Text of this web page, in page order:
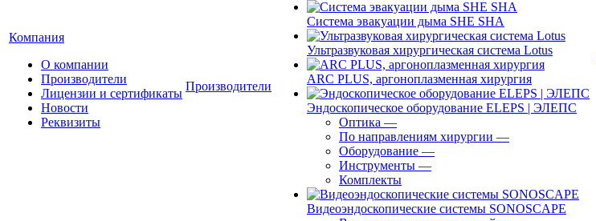
Компания
О компании
Производители
Лицензии и сертификаты
Новости
Реквизиты
Производители
Система эвакуации дыма SHE SHA
Ультразвуковая хирургическая система Lotus
ARC PLUS, аргоноплазменная хирургия
Эндоскопическое оборудование ELEPS | ЭЛЕПС
Оптика —
По направлениям хирургии —
Оборудование —
Инструменты —
Комплекты
Видеоэндоскопические системы SONOSCAPE